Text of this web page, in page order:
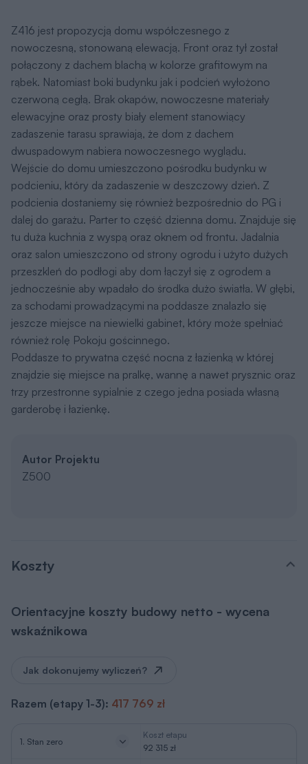
Z416 jest propozycją domu współczesnego z
nowoczesną, stonowaną elewacją. Front oraz tył został
połączony z dachem blachą w kolorze grafitowym na
rąbek. Natomiast boki budynku jak i podcień wyłożono
czerwoną cegłą. Brak okapów, nowoczesne materiały
elewacyjne oraz prosty biały element stanowiący
zadaszenie tarasu sprawiają, że dom z dachem
dwuspadowym nabiera nowoczesnego wyglądu.
Wejście do domu umieszczono pośrodku budynku w
podcieniu, który da zadaszenie w deszczowy dzień. Z
podcienia dostaniemy się również bezpośrednio do PG i
dalej do garażu. Parter to część dzienna domu. Znajduje się
tu duża kuchnia z wyspą oraz oknem od frontu. Jadalnia
oraz salon umieszczono od strony ogrodu i użyto dużych
przeszkleń do podłogi aby dom łączył się z ogrodem a
jednocześnie aby wpadało do środka dużo światła. W głębi,
za schodami prowadzącymi na poddasze znalazło się
jeszcze miejsce na niewielki gabinet, który może spełniać
również rolę Pokoju gościnnego.
Poddasze to prywatna część nocna z łazienką w której
znajdzie się miejsce na pralkę, wannę a nawet prysznic oraz
trzy przestronne sypialnie z czego jedna posiada własną
garderobę i łazienkę.
Autor Projektu
Z500
Koszty
Orientacyjne koszty budowy netto - wycena
wskaźnikowa
Jak dokonujemy wyliczeń?
Razem (etapy 1-3): 417 769 zł
1. Stan zero
Koszt etapu
92 315 zł